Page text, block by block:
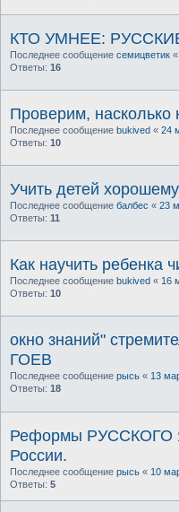
КТО УМНЕЕ:
Последнее сообщение семицветик «
Ответы: 16
Проверим,
Последнее сообщение bukived « 24
Ответы: 10
Учить детей
Последнее сообщение балбес « 23
Ответы: 11
Как научить ребенка
Последнее сообщение bukived « 16
Ответы: 10
окно знаний"
ГОЕВ
Последнее сообщение рысь « 13
Ответы: 18
Реформы РУССКОГО
России.
Последнее сообщение рысь « 10
Ответы: 5